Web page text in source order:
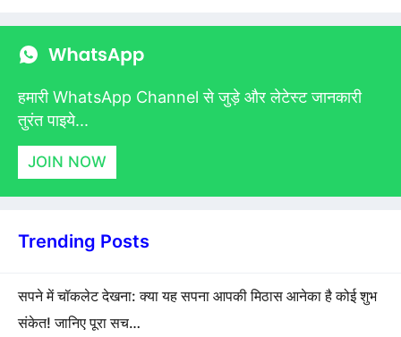
हमारी WhatsApp Channel से जुड़े और लेटेस्ट जानकारी
तुरंत पाइये...
JOIN NOW
Trending Posts
सपने में चॉकलेट देखना: क्या यह सपना आपकी मिठास आनेका है कोई शुभ
संकेत! जानिए पूरा सच…